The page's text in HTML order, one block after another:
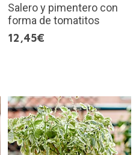
Salero y pimentero con
forma de tomatitos
12,45€